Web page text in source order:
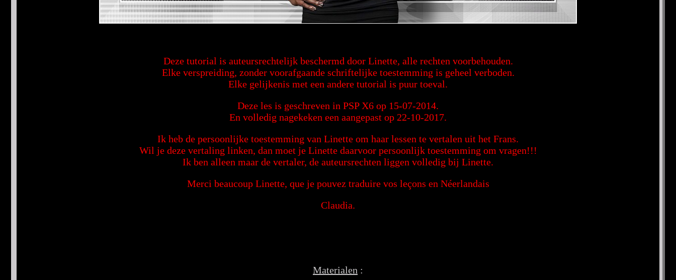
Deze tutorial is auteursrechtelijk beschermd door Linette, alle rechten voorbehouden.
Elke verspreiding, zonder voorafgaande schriftelijke toestemming is geheel verboden.
Elke gelijkenis met een andere tutorial is puur toeval.
Deze les is geschreven in PSP X6 op 15-07-2014.
En volledig nagekeken een aangepast op 22-10-2017.
Ik heb de persoonlijke toestemming van Linette om haar lessen te vertalen uit het Frans.
Wil je deze vertaling linken, dan moet je Linette daarvoor persoonlijk toestemming om vragen!!!
Ik ben alleen maar de vertaler, de auteursrechten liggen volledig bij Linette.
Merci beaucoup Linette, que je pouvez traduire vos leçons en Néerlandais
Claudia.
Materialen :